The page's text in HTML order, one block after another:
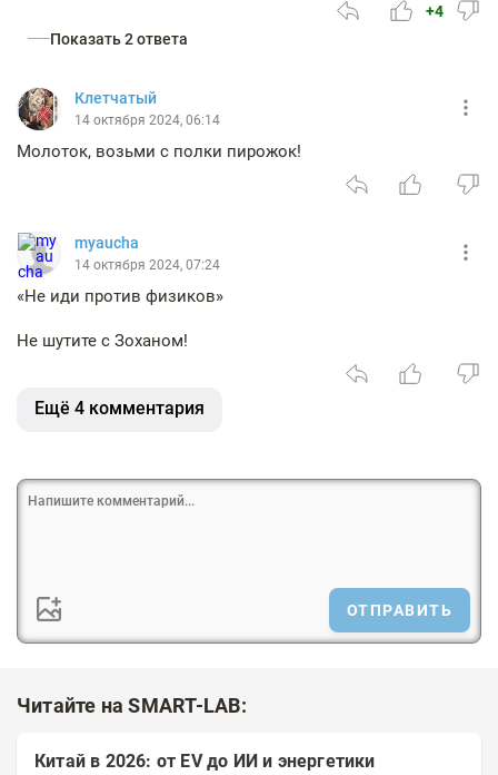
+4
Показать 2 ответа
Клетчатый
14 октября 2024, 06:14
Молоток, возьми с полки пирожок!
myaucha
14 октября 2024, 07:24
«Не иди против физиков»
Не шутите с Зоханом!
Ещё 4 комментария
ОТПРАВИТЬ
Читайте на SMART-LAB:
Китай в 2026: от EV до ИИ и энергетики